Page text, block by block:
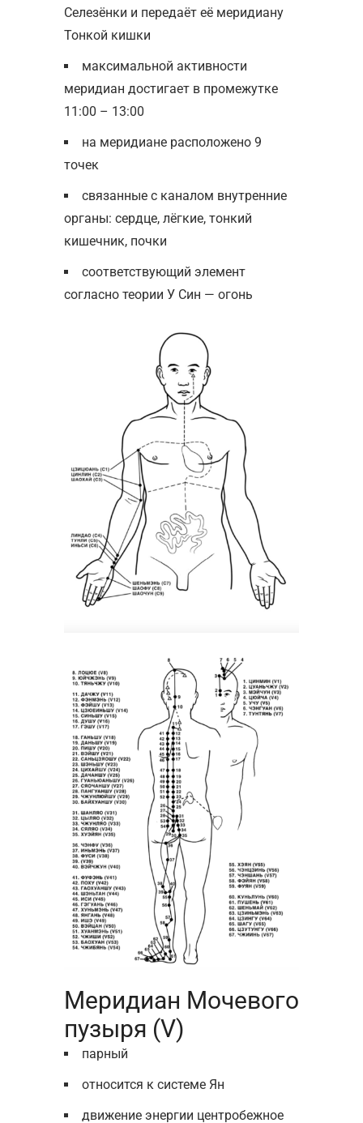
Селезёнки и передаёт её меридиану
Тонкой кишки
максимальной активности
меридиан достигает в промежутке
11:00 – 13:00
на меридиане расположено 9
точек
связанные с каналом внутренние
органы: сердце, лёгкие, тонкий
кишечник, почки
соответствующий элемент
согласно теории У Син — огонь
Меридиан Мочевого
пузыря (V)
парный
относится к системе Ян
движение энергии центробежное